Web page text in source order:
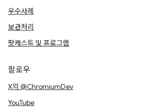
우수사례
보관처리
팟캐스트 및 프로그램
팔로우
X의 @ChromiumDev
YouTube